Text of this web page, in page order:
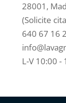
28001,
(Solicite
640 67 16
L-V 10:00 -